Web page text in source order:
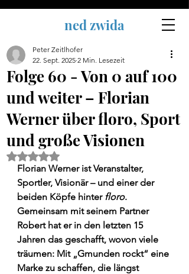
ned zwida
Folge 60 - Von 0 auf 100
und weiter – Florian
Werner über floro, Sport
und große Visionen
Peter Zeitlhofer
22. Sept. 2025 2 Min. Lesezeit
Mit NaN von 5 Sternen bewertet.
Florian Werner ist Veranstalter,
Sportler, Visionär – und einer der
beiden Köpfe hinter floro.
Gemeinsam mit seinem Partner
Robert hat er in den letzten 15
Jahren das geschafft, wovon viele
träumen: Mit „Gmunden rockt“ eine
Marke zu schaffen, die längst